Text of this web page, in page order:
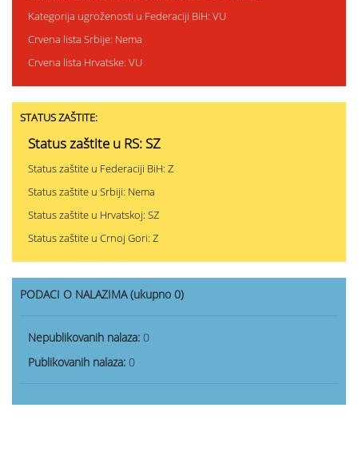
Kategorija ugroženosti u Federaciji BiH: VU
Crvena lista Srbije: Nema
Crvena lista Hrvatske: VU
STATUS ZAŠTITE:
Status zaštite u RS: SZ
Status zaštite u Federaciji BiH: Z
Status zaštite u Srbiji: Nema
Status zaštite u Hrvatskoj: SZ
Status zaštite u Crnoj Gori: Z
PODACI O NALAZIMA (ukupno 0)
Nepublikovanih nalaza: 0
Publikovanih nalaza: 0